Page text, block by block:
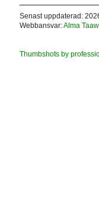
Senast uppdaterad:
Webbansvar:Alma
Thumbshots by